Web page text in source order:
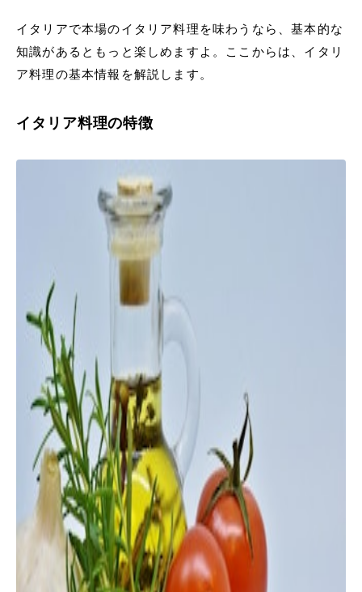
イタリアで本場のイタリア料理を味わうなら、基本的な
知識があるともっと楽しめますよ。ここからは、イタリ
ア料理の基本情報を解説します。
イタリア料理の特徴